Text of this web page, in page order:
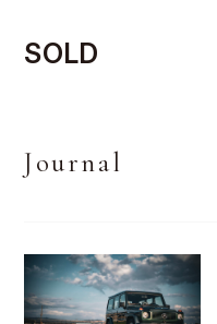
SOLD
Journal